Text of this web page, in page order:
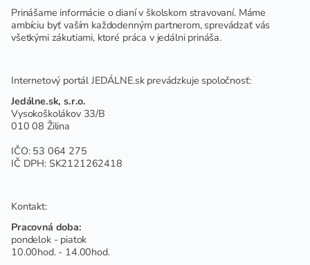
Prinášame informácie o dianí v školskom stravovaní. Máme
ambíciu byť vaším každodenným partnerom, sprevádzať vás
všetkými zákutiami, ktoré práca v jedálni prináša.
Internetový portál JEDÁLNE.sk prevádzkuje spoločnosť:
Jedálne.sk, s.r.o.
Vysokoškolákov 33/B
010 08 Žilina
IČO: 53 064 275
IČ DPH: SK2121262418
Kontakt:
Pracovná doba:
pondelok - piatok
10.00hod. - 14.00hod.